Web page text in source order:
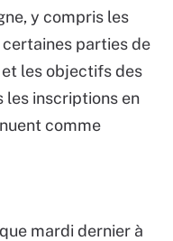
y compris les
parties de
et les objectifs des
les inscriptions en
comme
mardi dernier à